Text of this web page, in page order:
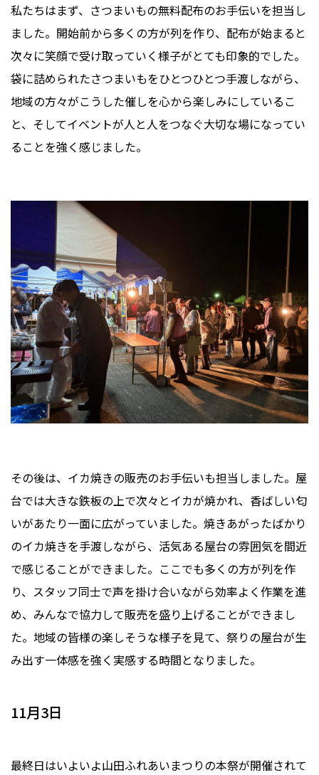
私たちはまず、さつまいもの無料配布のお手伝いを担当し
ました。開始前から多くの方が列を作り、配布が始まると
次々に笑顔で受け取っていく様子がとても印象的でした。
袋に詰められたさつまいもをひとつひとつ手渡しながら、
地域の方々がこうした催しを心から楽しみにしているこ
と、そしてイベントが人と人をつなぐ大切な場になってい
ることを強く感じました。
その後は、イカ焼きの販売のお手伝いも担当しました。屋
台では大きな鉄板の上で次々とイカが焼かれ、香ばしい匂
いがあたり一面に広がっていました。焼きあがったばかり
のイカ焼きを手渡しながら、活気ある屋台の雰囲気を間近
で感じることができました。ここでも多くの方が列を作
り、スタッフ同士で声を掛け合いながら効率よく作業を進
め、みんなで協力して販売を盛り上げることができまし
た。地域の皆様の楽しそうな様子を見て、祭りの屋台が生
み出す一体感を強く実感する時間となりました。
11月3日
最終日はいよいよ山田ふれあいまつりの本祭が開催されて